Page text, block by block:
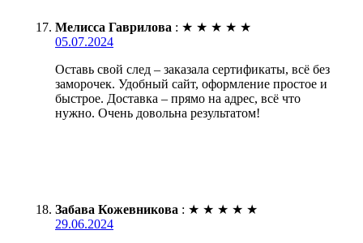
Мелисса Гаврилова : ★ ★ ★ ★ ★
05.07.2024
Оставь свой след – заказала сертификаты, всё без
заморочек. Удобный сайт, оформление простое и
быстрое. Доставка – прямо на адрес, всё что
нужно. Очень довольна результатом!
Забава Кожевникова : ★ ★ ★ ★ ★
29.06.2024